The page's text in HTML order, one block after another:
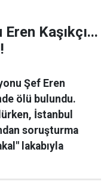
Kaşıkçı...
Şef Eren
ölü bulundu.
İstanbul
soruşturma
lakabıyla